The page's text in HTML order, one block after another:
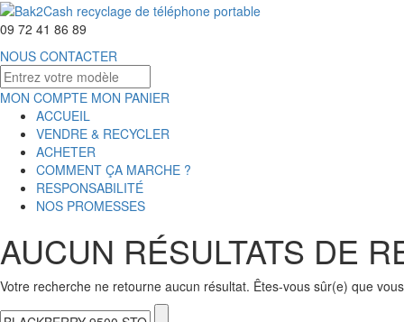
09 72 41 86 89
NOUS CONTACTER
MON COMPTE MON PANIER
ACCUEIL
VENDRE & RECYCLER
ACHETER
COMMENT ÇA MARCHE ?
RESPONSABILITÉ
NOS PROMESSES
AUCUN RÉSULTATS DE
Votre recherche ne retourne aucun résultat. Êtes-vous sûr(e) que